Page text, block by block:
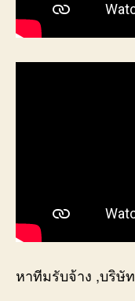
หาทีมรับจ้าง ,บริษั